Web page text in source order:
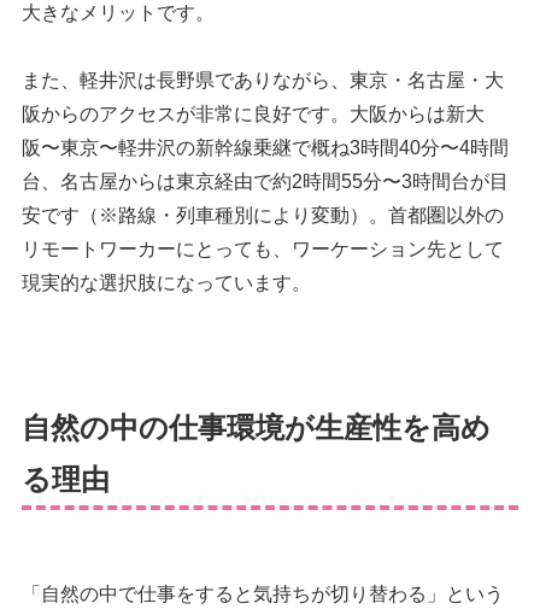
大きなメリットです。
また、軽井沢は長野県でありながら、東京・名古屋・大
阪からのアクセスが非常に良好です。大阪からは新大
阪〜東京〜軽井沢の新幹線乗継で概ね3時間40分〜4時間
台、名古屋からは東京経由で約2時間55分〜3時間台が目
安です（※路線・列車種別により変動）。首都圏以外の
リモートワーカーにとっても、ワーケーション先として
現実的な選択肢になっています。
自然の中の仕事環境が生産性を高め
る理由
「自然の中で仕事をすると気持ちが切り替わる」という